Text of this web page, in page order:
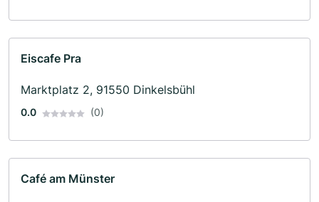
Eiscafe Pra
Marktplatz 2, 91550 Dinkelsbühl
0.0 (0)
Café am Münster